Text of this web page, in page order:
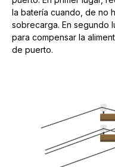
la batería cuando, de no
sobrecarga. En segundo
para compensar la
de puerto.